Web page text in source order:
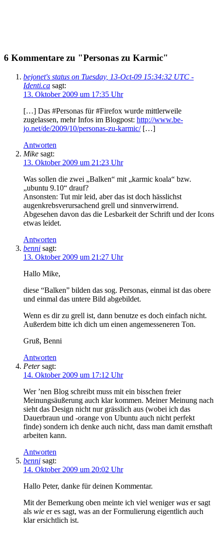
6 Kommentare zu "Personas zu Karmic"
bejonet's status on Tuesday, 13-Oct-09 15:34:32 UTC -
Identi.ca sagt:
13. Oktober 2009 um 17:35 Uhr
[…] Das #Personas für #Firefox wurde mittlerweile
zugelassen, mehr Infos im Blogpost: http://www.be-
jo.net/de/2009/10/personas-zu-karmic/[…]
Antworten
Mike sagt:
13. Oktober 2009 um 21:23 Uhr
Was sollen die zwei „Balken“ mit „karmic koala“ bzw.
„ubuntu 9.10“ drauf?
Ansonsten: Tut mir leid, aber das ist doch hässlichst
augenkrebsverursachend grell und sinnverwirrend.
Abgesehen davon das die Lesbarkeit der Schrift und der Icons
etwas leidet.
Antworten
benni sagt:
13. Oktober 2009 um 21:27 Uhr
Hallo Mike,
diese “Balken” bilden das sog. Personas, einmal ist das obere
und einmal das untere Bild abgebildet.
Wenn es dir zu grell ist, dann benutze es doch einfach nicht.
Außerdem bitte ich dich um einen angemesseneren Ton.
Gruß, Benni
Antworten
Peter sagt:
14. Oktober 2009 um 17:12 Uhr
Wer ’nen Blog schreibt muss mit ein bisschen freier
Meinungsäußerung auch klar kommen. Meiner Meinung nach
sieht das Design nicht nur grässlich aus (wobei ich das
Dauerbraun und -orange von Ubuntu auch nicht perfekt
finde) sondern ich denke auch nicht, dass man damit ernsthaft
arbeiten kann.
Antworten
benni sagt:
14. Oktober 2009 um 20:02 Uhr
Hallo Peter, danke für deinen Kommentar.
Mit der Bemerkung oben meinte ich viel wenigerwas er sagt
als wie er es sagt, was an der Formulierung eigentlich auch
klar ersichtlich ist.